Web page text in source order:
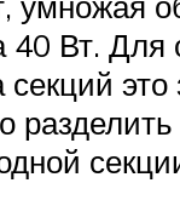
40 Вт. Для
секций